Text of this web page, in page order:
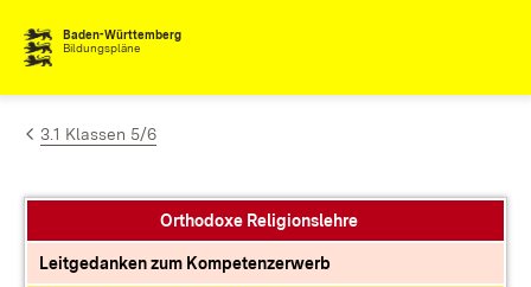
Zum Inhalt springen
Baden-Württemberg
Bildungspläne
3.1 Klassen 5/6
Orthodoxe Religionslehre
Leitgedanken zum Kompetenzerwerb